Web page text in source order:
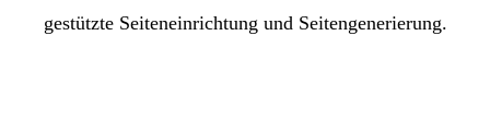
gestützte Seiteneinrichtung und Seitengenerierung.